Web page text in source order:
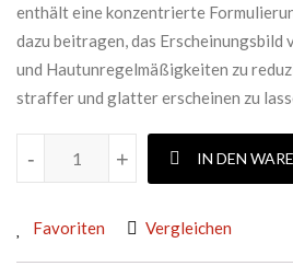
enthält eine konzentrierte
dazu beitragen, das Erscheinungsbild
und Hautunregelmäßigkeiten zu
straffer und glatter erscheinen zu
KAESO BEAUTY ANTI-AGING
+
- IN DEN
Favoriten Vergleichen